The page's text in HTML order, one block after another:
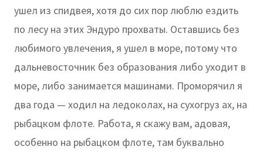
ушел из спидвея, хотя до сих пор люблю ездить
по лесу на этих Эндуро прохваты. Оставшись без
любимого увлечения, я ушел в море, потому что
дальневосточник без образования либо уходит в
море, либо занимается машинами. Проморячил я
два года — ходил на ледоколах, на сухогруз ах, на
рыбацком флоте. Работа, я скажу вам, адовая,
особенно на рыбацком флоте, там буквально